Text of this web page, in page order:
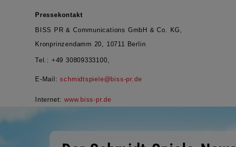
Pressekontakt
BISS PR & Communications GmbH & Co. KG,
Kronprinzendamm 20, 10711 Berlin
Tel.: +49 30809333100,
E-Mail:schmidtspiele@biss-pr.de
nternet: www.biss-pr.de